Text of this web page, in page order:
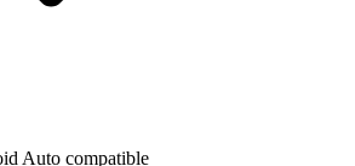
Auto compatible